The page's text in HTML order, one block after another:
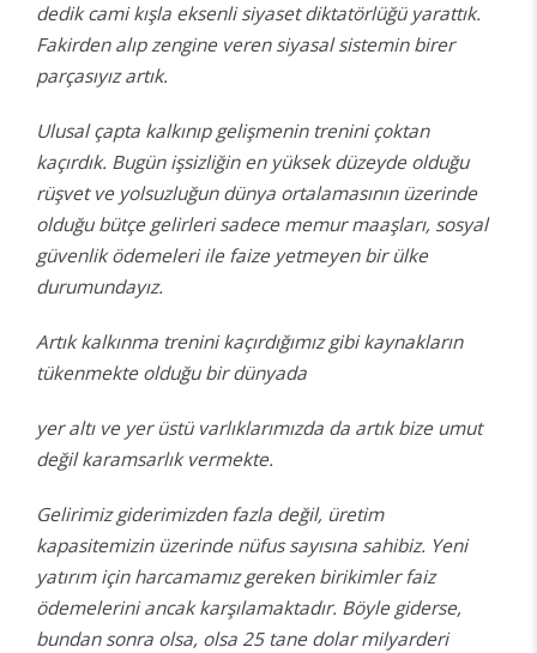
dedik cami kışla eksenli siyaset diktatörlüğü yarattık.
Fakirden alıp zengine veren siyasal sistemin birer
parçasıyız artık.
Ulusal çapta kalkınıp gelişmenin trenini çoktan
kaçırdık. Bugün işsizliğin en yüksek düzeyde olduğu
rüşvet ve yolsuzluğun dünya ortalamasının üzerinde
olduğu bütçe gelirleri sadece memur maaşları, sosyal
güvenlik ödemeleri ile faize yetmeyen bir ülke
durumundayız.
Artık kalkınma trenini kaçırdığımız gibi kaynakların
tükenmekte olduğu bir dünyada
yer altı ve yer üstü varlıklarımızda da artık bize umut
değil karamsarlık vermekte.
Gelirimiz giderimizden fazla değil, üretim
kapasitemizin üzerinde nüfus sayısına sahibiz. Yeni
yatırım için harcamamız gereken birikimler faiz
ödemelerini ancak karşılamaktadır. Böyle giderse,
bundan sonra olsa, olsa 25 tane dolar milyarderi